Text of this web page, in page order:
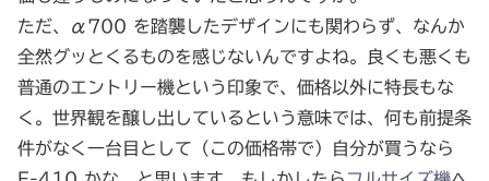
ただ、α700 を踏襲したデザインにも関わらず、なんか
全然グッとくるものを感じないんですよね。良くも悪くも
普通のエントリー機という印象で、価格以外に特長もな
く。世界観を醸し出しているという意味では、何も前提条
件がなく一台目として（この価格帯で）自分が買うなら